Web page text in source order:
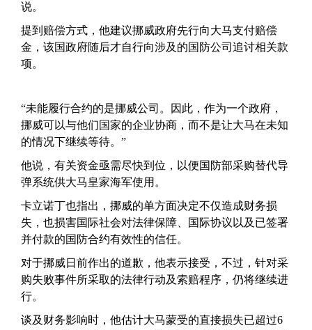
说。
提到赔偿方式，他建议挪威政府先行向大马支付赔偿
金，该国政府随后才自行向涉及的国防公司追讨相关款
项。
“未能履行合约的是挪威公司。因此，作为一个政府，
挪威可以与他们国家的企业协商，而不是让大马在未知
的情况下继续等待。”
他说，有关资金亟需尽快到位，以便国防部采购替代导
弹系统供大马皇家海军使用。
卡立诺丁也指出，挪威的单方面决定不仅造成财务损
失，也损害国际社会对法律保障、国际协议以及已签署
并付款的国防合约有效性的信任。
对于挪威日前作出的道歉，他表示接受，不过，针对采
购失败事件所采取的法律行动及索赔程序，仍将继续进
行。
谈及财务影响时，他估计大马蒙受的直接损失已超过6